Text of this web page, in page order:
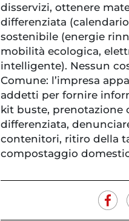
disservizi, ottenere
differenziata
sostenibile (energie
mobilità ecologica,
intelligente). Nessun
Comune: l’impresa
addetti per fornire
kit buste, prenotazione
differenziata,
contenitori, ritiro della
compostaggio